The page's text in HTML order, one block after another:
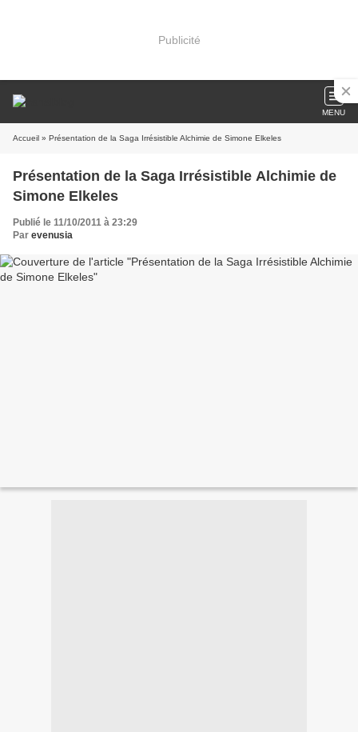
Publicité
MENU
Accueil » Présentation de la Saga Irrésistible Alchimie de Simone Elkeles
Présentation de la Saga Irrésistible Alchimie de
Simone Elkeles
Publié le 11/10/2011 à 23:29
Par evenusia